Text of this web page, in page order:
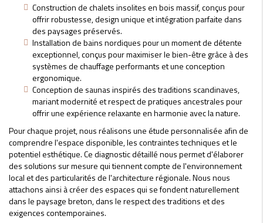
Construction de chalets insolites en bois massif, conçus pour
offrir robustesse, design unique et intégration parfaite dans
des paysages préservés.
Installation de bains nordiques pour un moment de détente
exceptionnel, conçus pour maximiser le bien-être grâce à des
systèmes de chauffage performants et une conception
ergonomique.
Conception de saunas inspirés des traditions scandinaves,
mariant modernité et respect de pratiques ancestrales pour
offrir une expérience relaxante en harmonie avec la nature.
Pour chaque projet, nous réalisons une étude personnalisée afin de
comprendre l'espace disponible, les contraintes techniques et le
potentiel esthétique. Ce diagnostic détaillé nous permet d'élaborer
des solutions sur mesure qui tiennent compte de l'environnement
local et des particularités de l'architecture régionale. Nous nous
attachons ainsi à créer des espaces qui se fondent naturellement
dans le paysage breton, dans le respect des traditions et des
exigences contemporaines.